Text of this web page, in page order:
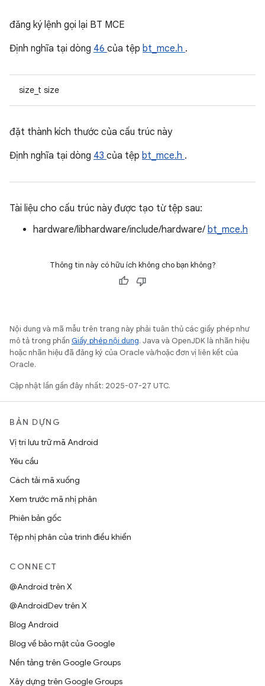
đăng ký lệnh gọi lại BT MCE
Định nghĩa tại dòng 46 của tệp bt_mce.h .
size_t size
đặt thành kích thước của cấu trúc này
Định nghĩa tại dòng 43 của tệp bt_mce.h .
Tài liệu cho cấu trúc này được tạo từ tệp sau:
hardware/libhardware/include/hardware/ bt_mce.h
Thông tin này có hữu ích không cho bạn không?
Nội dung và mã mẫu trên trang này phải tuân thủ các giấy phép như
mô tả trong phần Giấy phép nội dung. Java và OpenJDK là nhãn hiệu
hoặc nhãn hiệu đã đăng ký của Oracle và/hoặc đơn vị liên kết của
Oracle.
Cập nhật lần gần đây nhất: 2025-07-27 UTC.
BẢN DỰNG
Vị trí lưu trữ mã Android
Yêu cầu
Cách tải mã xuống
Xem trước mã nhị phân
Phiên bản gốc
Tệp nhị phân của trình điều khiển
CONNECT
@Android trên X
@AndroidDev trên X
Blog Android
Blog về bảo mật của Google
Nền tảng trên Google Groups
Xây dựng trên Google Groups